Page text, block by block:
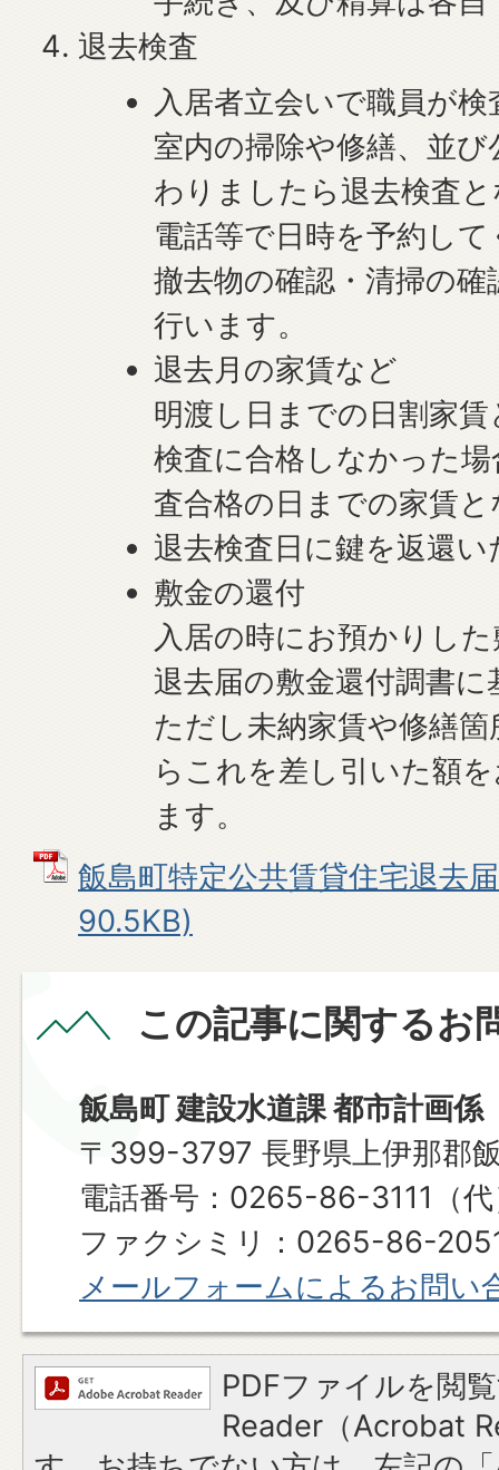
退去検査
入居者立会いで職員が
室内の掃除や修繕、並
わりましたら退去検査
電話等で日時を予約し
撤去物の確認・清掃の
行います。
退去月の家賃など
明渡し日までの日割家
検査に合格しなかった
査合格の日までの家賃
退去検査日に鍵を返還
敷金の還付
入居の時にお預かりし
退去届の敷金還付調書
ただし未納家賃や修繕
らこれを差し引いた額
ます。
飯島町特定公共賃貸住宅退去
90.5KB)
この記事に関するお
飯島町 建設水道課 都市計画係
〒399-3797 長野県上伊那郡
電話番号：0265-86-3111（
ファクシミリ：0265-86-
メールフォームによるお問い
PDFファイルを閲
Reader（Acrobat